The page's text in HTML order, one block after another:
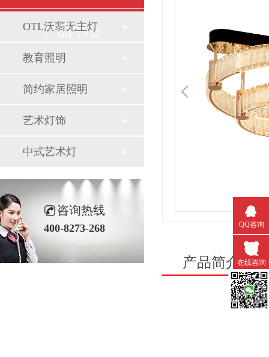
产品中心
OTL沃翡无主灯
教育照明
简约家居照明
艺术灯饰
中式艺术灯
咨询热线
400-8273-268
产品简介 /
QQ咨询
在线咨询
微信扫一扫